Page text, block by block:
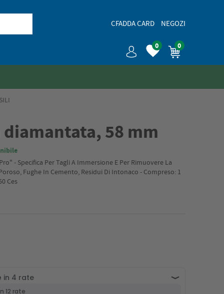
CFADDA CARD NEGOZI
0 0
diamantata, 58 mm
- Specifica Per Tagli A Immersione E Per Rimuovere La
Fughe In Cemento, Residui Di Intonaco - Compreso: 1
Ces